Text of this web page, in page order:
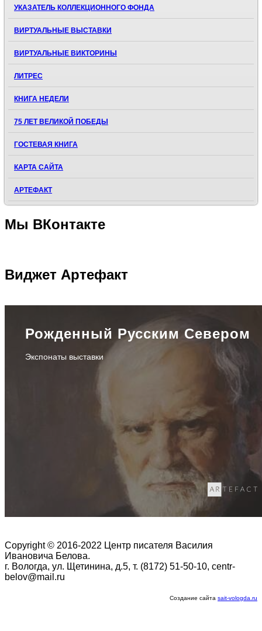
УКАЗАТЕЛЬ КОЛЛЕКЦИОННОГО ФОНДА
ВИРТУАЛЬНЫЕ ВЫСТАВКИ
ВИРТУАЛЬНЫЕ ВИКТОРИНЫ
ЛИТРЕС
КНИГА НЕДЕЛИ
75 ЛЕТ ВЕЛИКОЙ ПОБЕДЫ
ГОСТЕВАЯ КНИГА
КАРТА САЙТА
АРТЕФАКТ
Мы ВКонтакте
Виджет Артефакт
Рожденный Русским Севером
Экспонаты выставки
Copyright © 2016-2022 Центр писателя Василия
Ивановича Белова.
г. Вологда, ул. Щетинина, д.5, т. (8172) 51-50-10, centr-
belov@mail.ru
Создание сайта sait-vologda.ru